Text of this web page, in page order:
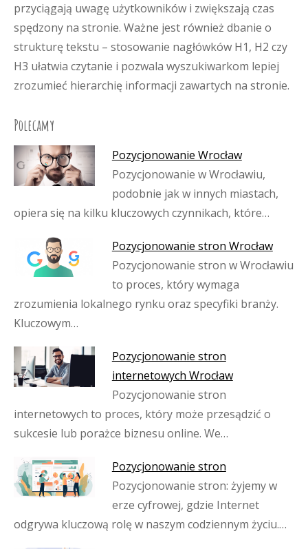
przyciągają uwagę użytkowników i zwiększają czas
spędzony na stronie. Ważne jest również dbanie o
strukturę tekstu – stosowanie nagłówków H1, H2 czy
H3 ułatwia czytanie i pozwala wyszukiwarkom lepiej
zrozumieć hierarchię informacji zawartych na stronie.
Polecamy
Pozycjonowanie Wrocław
Pozycjonowanie w Wrocławiu,
podobnie jak w innych miastach,
opiera się na kilku kluczowych czynnikach, które…
Pozycjonowanie stron Wrocław
Pozycjonowanie stron w Wrocławiu
to proces, który wymaga
zrozumienia lokalnego rynku oraz specyfiki branży.
Kluczowym…
Pozycjonowanie stron
internetowych Wrocław
Pozycjonowanie stron
internetowych to proces, który może przesądzić o
sukcesie lub porażce biznesu online. We…
Pozycjonowanie stron
Pozycjonowanie stron: żyjemy w
erze cyfrowej, gdzie Internet
odgrywa kluczową rolę w naszym codziennym życiu.…